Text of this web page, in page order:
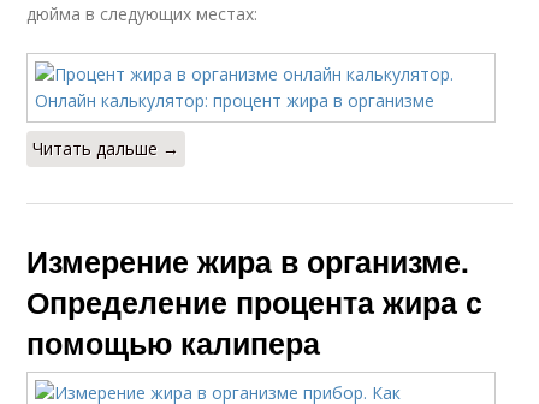
дюйма в следующих местах:
Читать дальше →
Измерение жира в организме.
Определение процента жира с
помощью калипера